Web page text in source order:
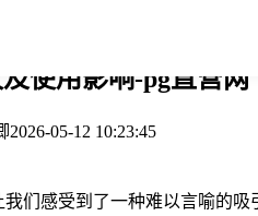
使用影响-pg直营网
2026-05-12 10:23:45
我们感受到了一种难以言喻的